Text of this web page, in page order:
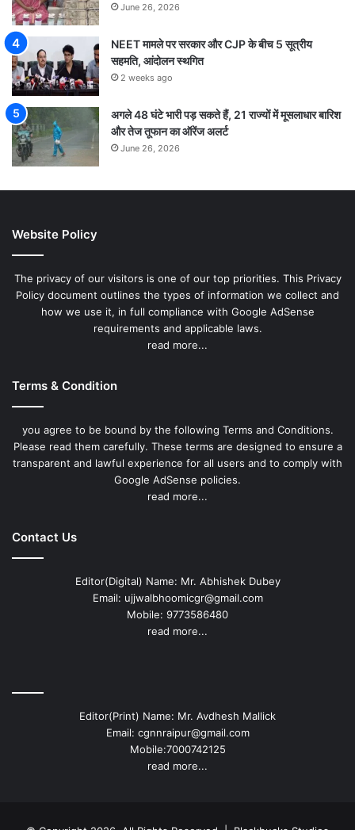
June 26, 2026
NEET मामले पर सरकार और CJP के बीच 5 सूत्रीय
सहमति, आंदोलन स्थगित
2 weeks ago
अगले 48 घंटे भारी पड़ सकते हैं, 21 राज्यों में मूसलाधार बारिश
और तेज तूफान का ऑरेंज अलर्ट
June 26, 2026
Website Policy
The privacy of our visitors is one of our top priorities. This Privacy
Policy document outlines the types of information we collect and
how we use it, in full compliance with Google AdSense
requirements and applicable laws.
read more...
Terms & Condition
you agree to be bound by the following Terms and Conditions.
Please read them carefully. These terms are designed to ensure a
transparent and lawful experience for all users and to comply with
Google AdSense policies.
read more...
Contact Us
Editor(Digital) Name: Mr. Abhishek Dubey
Email: ujjwalbhoomicgr@gmail.com
Mobile: 9773586480
read more...
Editor(Print) Name: Mr. Avdhesh Mallick
Email: cgnnraipur@gmail.com
Mobile:7000742125
read more...